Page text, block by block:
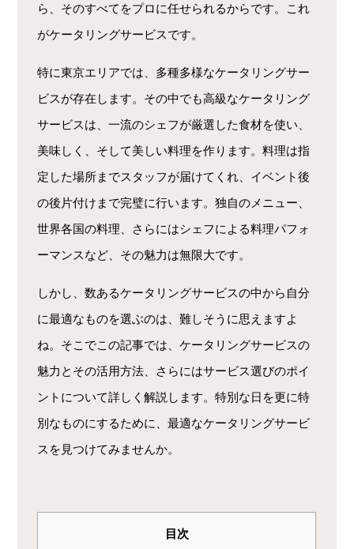
ら、そのすべてをプロに任せられるからです。これ
がケータリングサービスです。
特に東京エリアでは、多種多様なケータリングサー
ビスが存在します。その中でも高級なケータリング
サービスは、一流のシェフが厳選した食材を使い、
美味しく、そして美しい料理を作ります。料理は指
定した場所までスタッフが届けてくれ、イベント後
の後片付けまで完璧に行います。独自のメニュー、
世界各国の料理、さらにはシェフによる料理パフォ
ーマンスなど、その魅力は無限大です。
しかし、数あるケータリングサービスの中から自分
に最適なものを選ぶのは、難しそうに思えますよ
ね。そこでこの記事では、ケータリングサービスの
魅力とその活用方法、さらにはサービス選びのポイ
ントについて詳しく解説します。特別な日を更に特
別なものにするために、最適なケータリングサービ
スを見つけてみませんか。
目次